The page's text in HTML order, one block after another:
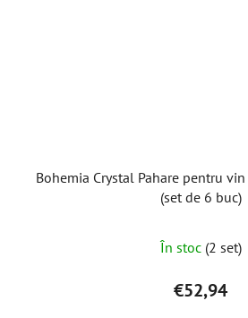
Bohemia Crystal Pahare pentru
(set de 6 buc)
În stoc (2 set)
€52,94